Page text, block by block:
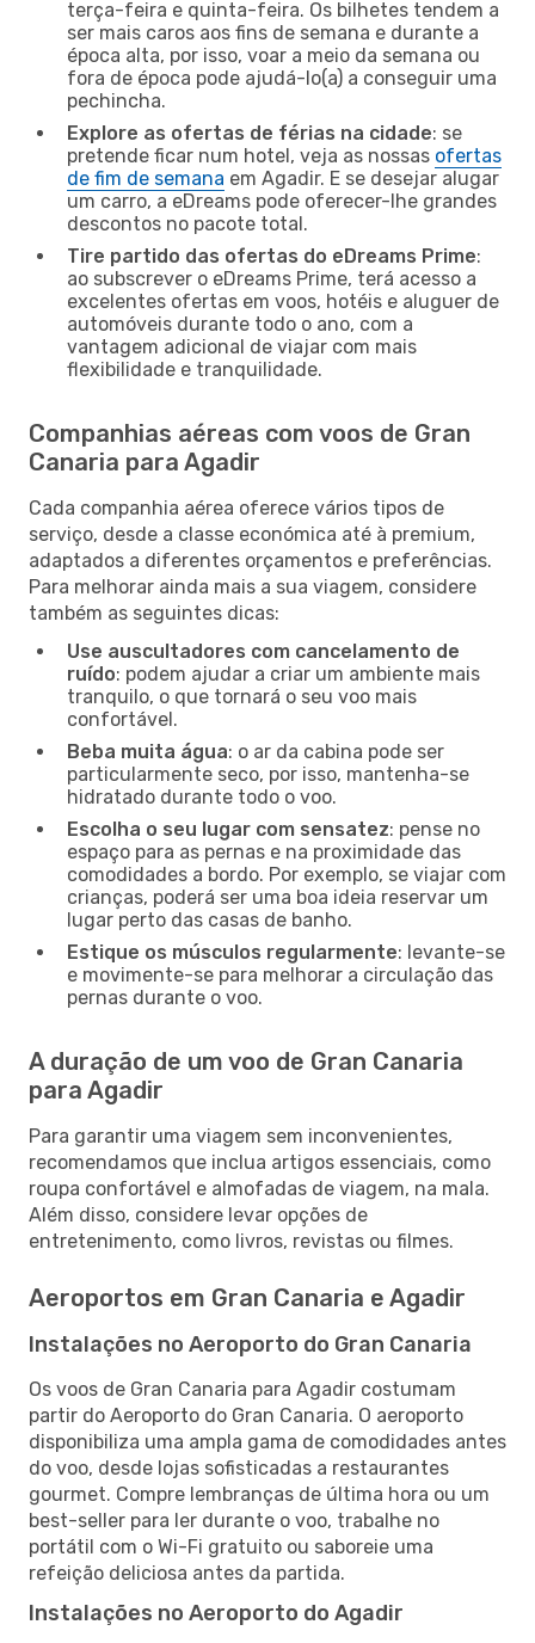
terça-feira e quinta-feira. Os bilhetes tendem a
ser mais caros aos fins de semana e durante a
época alta, por isso, voar a meio da semana ou
fora de época pode ajudá-lo(a) a conseguir uma
pechincha.
Explore as ofertas de férias na cidade: se
pretende ficar num hotel, veja as nossas ofertas
de fim de semana em Agadir. E se desejar alugar
um carro, a eDreams pode oferecer-lhe grandes
descontos no pacote total.
Tire partido das ofertas do eDreams Prime:
ao subscrever o eDreams Prime, terá acesso a
excelentes ofertas em voos, hotéis e aluguer de
automóveis durante todo o ano, com a
vantagem adicional de viajar com mais
flexibilidade e tranquilidade.
Companhias aéreas com voos de Gran
Canaria para Agadir
Cada companhia aérea oferece vários tipos de
serviço, desde a classe económica até à premium,
adaptados a diferentes orçamentos e preferências.
Para melhorar ainda mais a sua viagem, considere
também as seguintes dicas:
Use auscultadores com cancelamento de
ruído: podem ajudar a criar um ambiente mais
tranquilo, o que tornará o seu voo mais
confortável.
Beba muita água: o ar da cabina pode ser
particularmente seco, por isso, mantenha-se
hidratado durante todo o voo.
Escolha o seu lugar com sensatez: pense no
espaço para as pernas e na proximidade das
comodidades a bordo. Por exemplo, se viajar com
crianças, poderá ser uma boa ideia reservar um
lugar perto das casas de banho.
Estique os músculos regularmente: levante-se
e movimente-se para melhorar a circulação das
pernas durante o voo.
A duração de um voo de Gran Canaria
para Agadir
Para garantir uma viagem sem inconvenientes,
recomendamos que inclua artigos essenciais, como
roupa confortável e almofadas de viagem, na mala.
Além disso, considere levar opções de
entretenimento, como livros, revistas ou filmes.
Aeroportos em Gran Canaria e Agadir
Instalações no Aeroporto do Gran Canaria
Os voos de Gran Canaria para Agadir costumam
partir do Aeroporto do Gran Canaria. O aeroporto
disponibiliza uma ampla gama de comodidades antes
do voo, desde lojas sofisticadas a restaurantes
gourmet. Compre lembranças de última hora ou um
best-seller para ler durante o voo, trabalhe no
portátil com o Wi-Fi gratuito ou saboreie uma
refeição deliciosa antes da partida.
Instalações no Aeroporto do Agadir